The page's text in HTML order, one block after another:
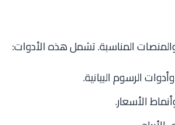
والمنصات المناسبة. تشمل هذه الأدوات:
الرسوم البيانية.
الأسعار.